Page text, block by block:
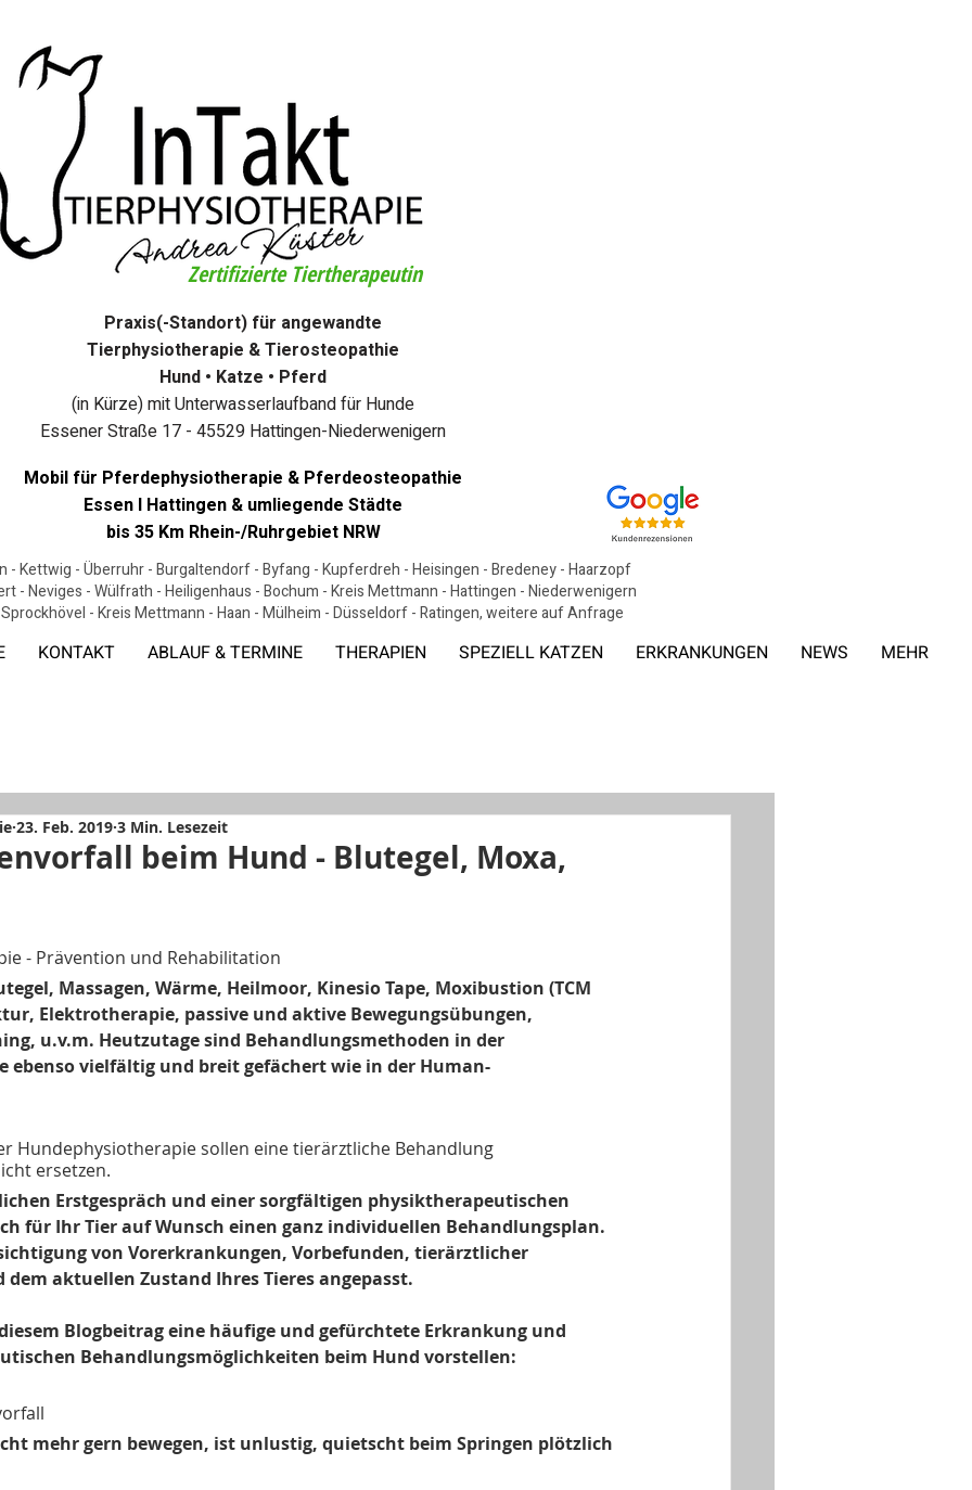
Praxis(-Standort) für angewandte
Tierphysiotherapie & Tierosteopathie
Hund • Katze • Pferd
(in Kürze) mit Unterwasserlaufband für Hunde
Essener Straße 17 - 45529 Hattingen-Niederwenigern
Mobil für Pferdephysiotherapie & Pferdeosteopathie
Essen I Hattingen & umliegende Städte
bis 35 Km Rhein-/Ruhrgebiet NRW
Zertifizierte Tiertherapeutin
- Kettwig - Überruhr - Burgaltendorf - Byfang - Kupferdreh - Heisingen - Bredeney - Haarzopf
- Neviges - Wülfrath - Heiligenhaus - Bochum - Kreis Mettmann - Hattingen - Niederwenigern
- Kreis Mettmann - Haan - Mülheim - Düsseldorf - Ratingen, weitere auf Anfrage
KONTAKT ABLAUF & TERMINE THERAPIEN SPEZIELL KATZEN ERKRANKUNGEN NEWS MEHR
beim Hund - Blutegel, Moxa,
23. Feb. 2019 3 Min. Lesezeit
- Prävention und Rehabilitation
Massagen, Wärme, Heilmoor, Kinesio Tape, Moxibustion (TCM
Elektrotherapie, passive und aktive Bewegungsübungen,
u.v.m. Heutzutage sind Behandlungsmethoden in der
ebenso vielfältig und breit gefächert wie in der Human-
Hundephysiotherapie sollen eine tierärztliche Behandlung
ersetzen.
Erstgespräch und einer sorgfältigen physiktherapeutischen
für Ihr Tier auf Wunsch einen ganz individuellen Behandlungsplan.
von Vorerkrankungen, Vorbefunden, tierärztlicher
aktuellen Zustand Ihres Tieres angepasst.
Blogbeitrag eine häufige und gefürchtete Erkrankung und
Behandlungsmöglichkeiten beim Hund vorstellen:
mehr gern bewegen, ist unlustig, quietscht beim Springen plötzlich